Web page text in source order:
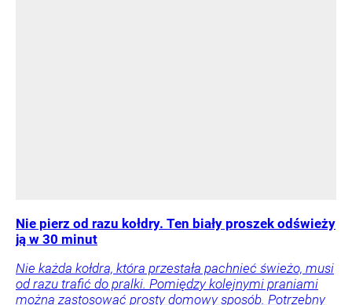
Nie pierz od razu kołdry. Ten biały proszek odświeży
ją w 30 minut
Nie każda kołdra, która przestała pachnieć świeżo, musi
od razu trafić do pralki. Pomiędzy kolejnymi praniami
można zastosować prosty domowy sposób. Potrzebny